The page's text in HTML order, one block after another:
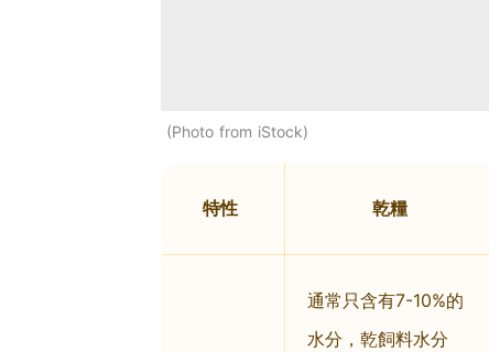
Photo from iStock
特性 乾糧
通常只含有7-10%的
水分，乾飼料水分